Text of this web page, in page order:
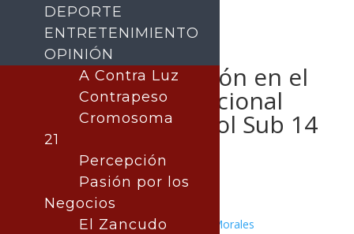
Sonora verá acción en el
Campeonato Nacional
Varonil de Softbol Sub 14
y 17
Publicado por:Juan Antonio Pérez Morales
DEPORTE
ENTRETENIMIENTO
OPINIÓN
A Contra Luz
Contrapeso
Cromosoma
21
Percepción
Pasión por los
Negocios
El Zancudo